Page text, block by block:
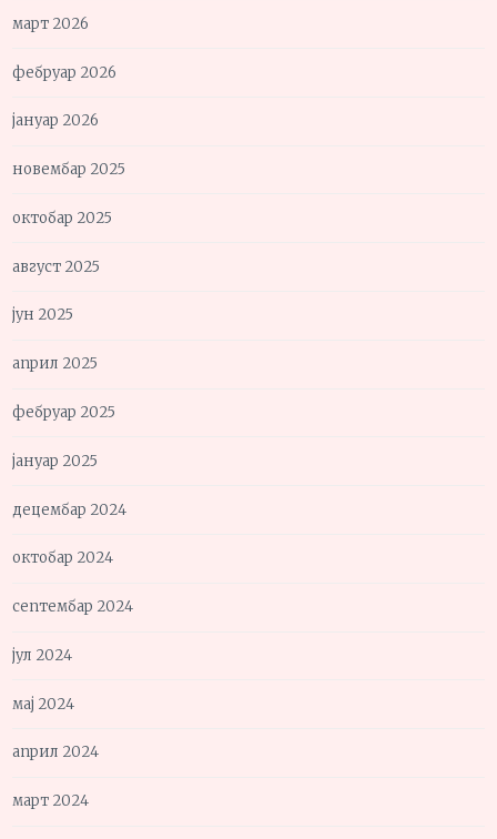
март 2026
фебруар 2026
јануар 2026
новембар 2025
октобар 2025
август 2025
јун 2025
април 2025
фебруар 2025
јануар 2025
децембар 2024
октобар 2024
септембар 2024
јул 2024
мај 2024
април 2024
март 2024